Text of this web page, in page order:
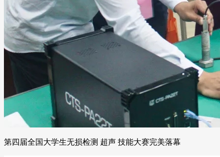
第四届全国大学生无损检测 超声 技能大赛完美落幕